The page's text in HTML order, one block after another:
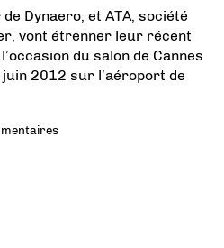
Dynaero, et ATA, société
vont étrenner leur récent
du salon de Cannes
2012 sur l’aéroport de